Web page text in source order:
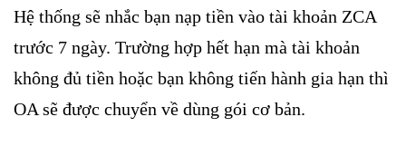
Hệ thống sẽ nhắc bạn nạp tiền vào tài khoản ZCA
trước 7 ngày. Trường hợp hết hạn mà tài khoản
không đủ tiền hoặc bạn không tiến hành gia hạn thì
OA sẽ được chuyển về dùng gói cơ bản.